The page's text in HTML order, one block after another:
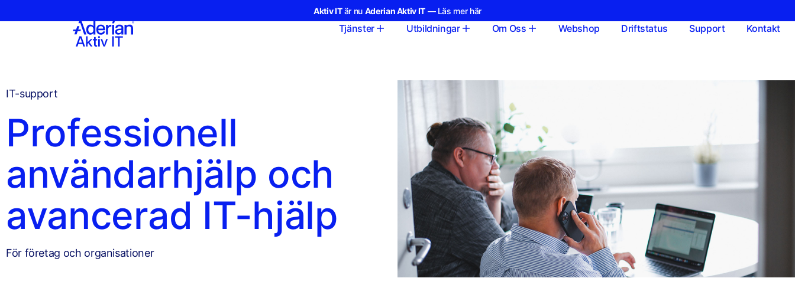
Aktiv ITär nu Aderian Aktiv IT— Läs mer här
Tjänster Utbildningar Om Oss Webshop Driftstatus Support Kontakt
IT-support
Professionell
användarhjälp och
avancerad IT-hjälp
För företag och organisationer